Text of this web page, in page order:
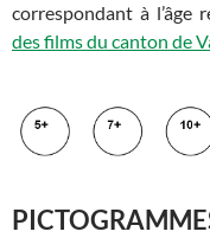
correspondant à l’âge
des films du canton de